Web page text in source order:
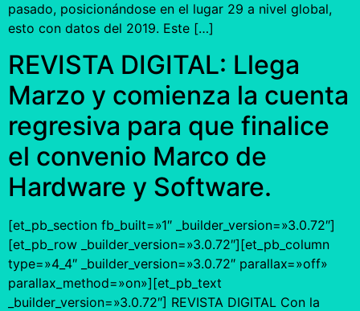
pasado, posicionándose en el lugar 29 a nivel global,
esto con datos del 2019. Este […]
REVISTA DIGITAL: Llega
Marzo y comienza la cuenta
regresiva para que finalice
el convenio Marco de
Hardware y Software.
[et_pb_section fb_built=»1″ _builder_version=»3.0.72″]
[et_pb_row _builder_version=»3.0.72″][et_pb_column
type=»4_4″ _builder_version=»3.0.72″ parallax=»off»
parallax_method=»on»][et_pb_text
_builder_version=»3.0.72″] REVISTA DIGITAL Con la